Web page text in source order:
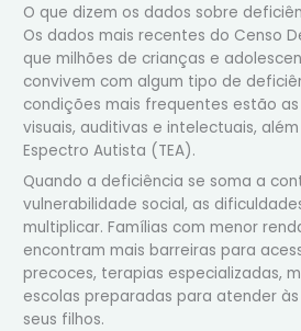
O que dizem os dados sobre
Os dados mais recentes do Censo
que milhões de crianças e
convivem com algum tipo de
condições mais frequentes estão
visuais, auditivas e intelectuais,
Espectro Autista (TEA).
Quando a deficiência se soma a
vulnerabilidade social, as
multiplicar. Famílias com menor
encontram mais barreiras para
precoces, terapias especializadas,
escolas preparadas para atender
seus filhos.